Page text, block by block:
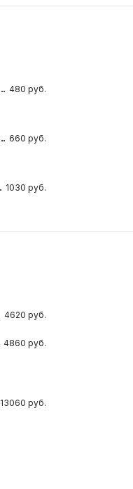
480 руб.
660 руб.
1030 руб.
4620 руб.
4860 руб.
13060 руб.